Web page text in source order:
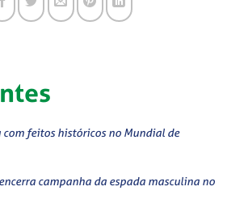
feitos históricos no Mundial de
campanha da espada masculina no